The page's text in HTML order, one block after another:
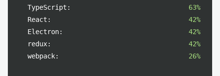
TypeScript:
63%
React:
42%
Electron:
42%
redux:
42%
webpack:
26%